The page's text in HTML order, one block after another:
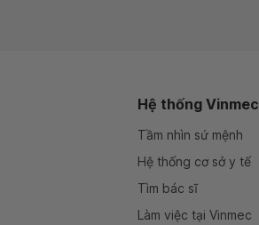
Hệ thống Vinmec
Tầm nhìn sứ mệnh
Hệ thống cơ sở y tế
Tìm bác sĩ
Làm việc tại Vinmec